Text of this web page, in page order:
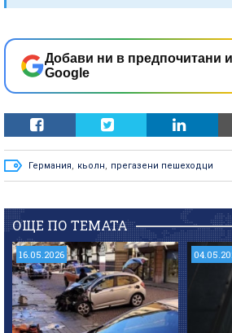
Добави ни в предпочитани
Google
Германия, кьолн, прегазени пешеходци
ОЩЕ ПО ТЕМАТА
16.05.2026